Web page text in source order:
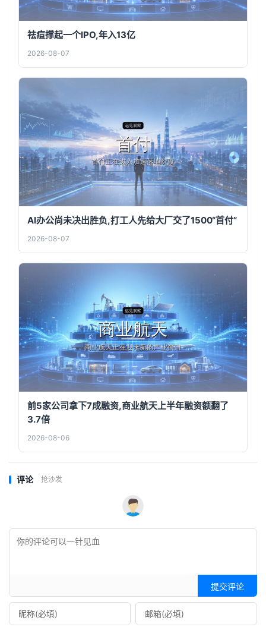
祛痘撑起一个IPO,年入13亿
2026-08-07
AI办公尚未决出胜负,打工人先给大厂交了1500“首付”
2026-08-07
前5家公司拿下7成融资,商业航天上半年融资额翻了
3.7倍
2026-08-06
评论 抢沙发
提交评论